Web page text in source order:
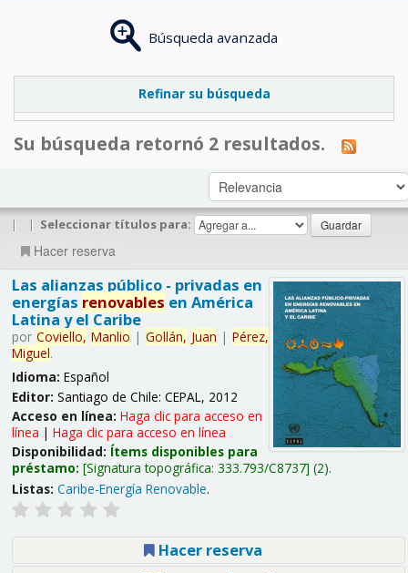
Búsqueda avanzada
Refinar su búsqueda
Su búsqueda retornó 2 resultados.
| | Seleccionar títulos para:
Hacer reserva
Las alianzas público - privadas en
energías renovables en América
Latina y el Caribe
por Coviello, Manlio | Gollán, Juan | Pérez,
Miguel.
Idioma: Español
Editor: Santiago de Chile: CEPAL, 2012
Acceso en línea: Haga clic para acceso en
línea | Haga clic para acceso en línea
Disponibilidad: Ítems disponibles para
préstamo: Signatura topográfica: 333.793/C8737 (2).
Listas: Caribe-Energía Renovable.
Hacer reserva